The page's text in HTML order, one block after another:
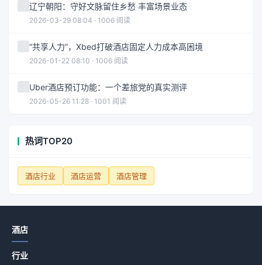
辽宁朝阳：守好文脉留住乡愁 丰富场景业态
2026-03-29 08:04 · 1006 阅读
“共享人力”，Xbed打破酒店固定人力成本高困境
2026-01-22 08:10 · 1006 阅读
Uber酒店预订功能：一个差旅党的真实测评
2026-05-26 11:28 · 1001 阅读
热词TOP20
酒店行业 酒店运营 酒店管理
酒店
行业